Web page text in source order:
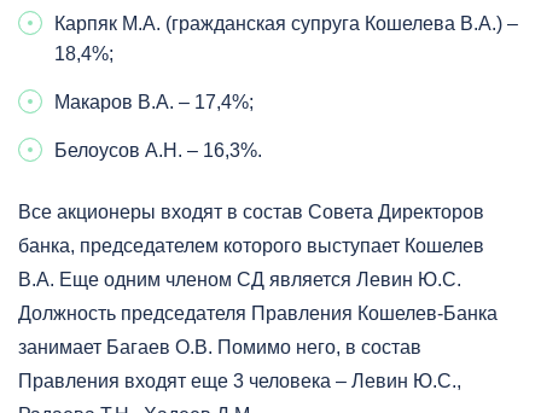
Карпяк М.А. (гражданская супруга Кошелева В.А.) –
18,4%;
Макаров В.А. – 17,4%;
Белоусов А.Н. – 16,3%.
Все акционеры входят в состав Совета Директоров
банка, председателем которого выступает Кошелев
В.А. Еще одним членом СД является Левин Ю.С.
Должность председателя Правления Кошелев-Банка
занимает Багаев О.В. Помимо него, в состав
Правления входят еще 3 человека – Левин Ю.С.,